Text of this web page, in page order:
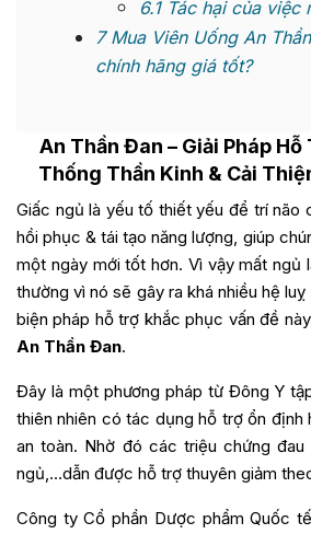
6.1Tác hại của việc
7Mua Viên Uống An
chính hãng giá tốt?
An Thần Đan – Giải Pháp
Thống Thần Kinh & Cải
Giấc ngủ là yếu tố thiết yếu để trí não
hồi phục & tái tạo năng lượng, giúp
một ngày mới tốt hơn. Vì vậy mất ngủ
thường vì nó sẽ gây ra khá nhiều hệ
biện pháp hỗ trợ khắc phục vấn đề
An Thần Đan.
Đây là một phương pháp từ Đông Y
thiên nhiên có tác dụng hỗ trợ ổn định
an toàn. Nhờ đó các triệu chứng đau
ngủ,…dẫn được hỗ trợ thuyên giảm
Công ty Cổ phần Dược phẩm Quốc